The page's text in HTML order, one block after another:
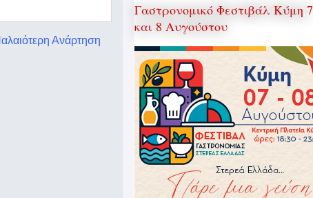
Ανάρτηση
Γαστρονομικό Φεστιβάλ Κύμη 7
και 8 Αυγούστου